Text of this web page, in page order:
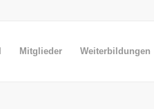
Mitglieder Weiterbildungen